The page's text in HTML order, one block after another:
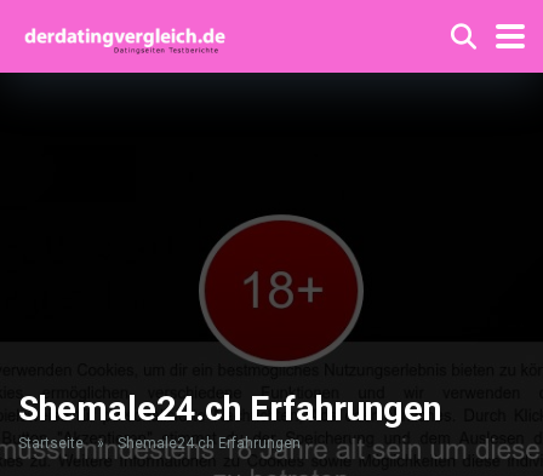
Shemale24.ch Erfahrungen
Startseite » Shemale24.ch Erfahrungen